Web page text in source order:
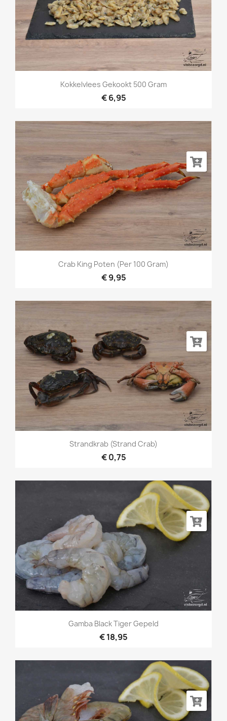
Kokkelvlees Gekookt 500 Gram
€ 6,95
Crab King Poten (per 100 Gram)
€ 9,95
Strandkrab (strand Crab)
€ 0,75
Gamba Black Tiger Gepeld
€ 18,95